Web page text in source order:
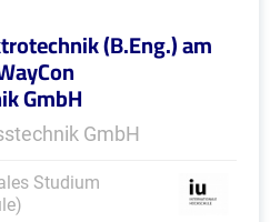
(B.Eng.) am
GmbH
GmbH
Studium